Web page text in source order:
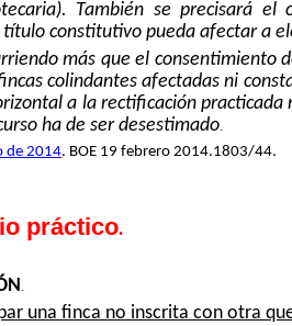
También se precisará
constitutivo pueda afectar a
más que el consentimiento
colindantes afectadas ni
a la rectificación practicada
ha de ser desestimado.
de 2014. BOE 19 febrero 2014.1803/44.
práctico.
.
una finca no inscrita con otra